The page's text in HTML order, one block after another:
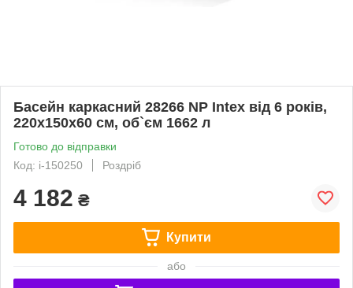
Басейн каркасний 28266 NP Intex від 6 років,
220х150х60 см, об`єм 1662 л
Готово до відправки
Код: i-150250
Роздріб
4 182 ₴
Купити
або